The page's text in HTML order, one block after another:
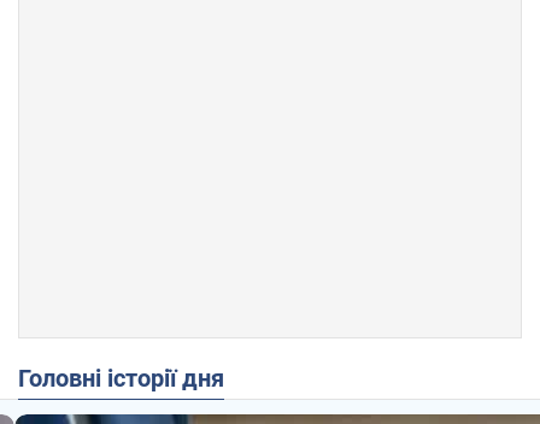
Головні історії дня